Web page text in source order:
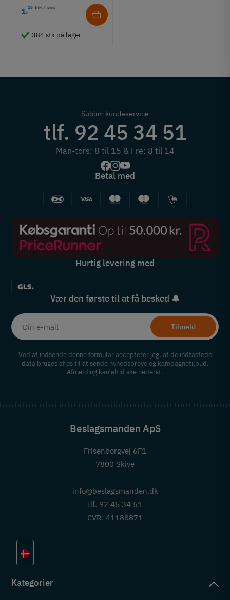
1,15 Inkl. moms
384 stk på lager
Sublim kundeservice
tlf. 92 45 34 51
Man-tors: 8 til 15 & Fre: 8 til 14
Betal med
Hurtig levering med
Vær den første til at få besked 🔔
Tilmeld
Ved at indsende denne formular accepterer jeg, at de indtastede
data bruges af os til at sende nyhedsbreve og kampagnetilbud.
Afmelding kan altid ske nederst.
Beslagsmanden ApS
Frisenborgvej 6F1
7800 Skive
info@beslagsmanden.dk
tlf. 92 45 34 51
CVR: 41188871
Kategorier